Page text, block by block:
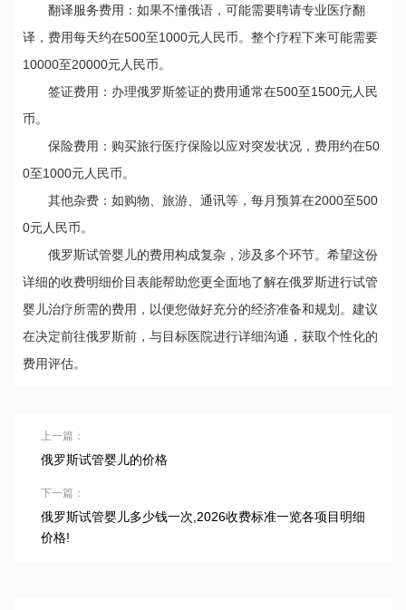
翻译服务费用：如果不懂俄语，可能需要聘请专业医疗翻
译，费用每天约在500至1000元人民币。整个疗程下来可能需要
10000至20000元人民币。
签证费用：办理俄罗斯签证的费用通常在500至1500元人民
币。
保险费用：购买旅行医疗保险以应对突发状况，费用约在50
0至1000元人民币。
其他杂费：如购物、旅游、通讯等，每月预算在2000至500
0元人民币。
俄罗斯试管婴儿的费用构成复杂，涉及多个环节。希望这份
详细的收费明细价目表能帮助您更全面地了解在俄罗斯进行试管
婴儿治疗所需的费用，以便您做好充分的经济准备和规划。建议
在决定前往俄罗斯前，与目标医院进行详细沟通，获取个性化的
费用评估。
上一篇：
俄罗斯试管婴儿的价格
下一篇：
俄罗斯试管婴儿多少钱一次,2026收费标准一览各项目明细
价格!